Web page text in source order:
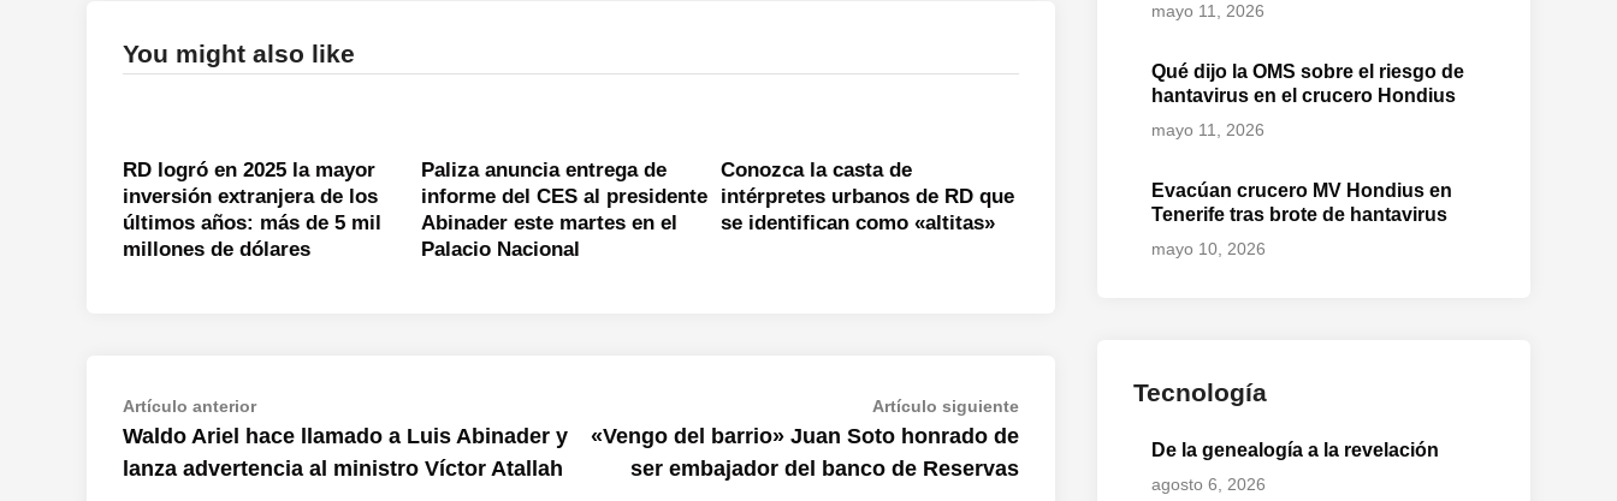
You might also like
RD logró en 2025 la mayor
inversión extranjera de los
últimos años: más de 5 mil
millones de dólares
Paliza anuncia entrega de
informe del CES al presidente
Abinader este martes en el
Palacio Nacional
Conozca la casta de
intérpretes urbanos de RD que
se identifican como «altitas»
Navegación
de
entradas
Artículo anteriorArtículo
anterior:
Waldo Ariel hace llamado a Luis Abinader y
lanza advertencia al ministro Víctor Atallah
Artículo siguienteArtículo
siguiente:
«Vengo del barrio» Juan Soto honrado de
ser embajador del banco de Reservas
mayo 11, 2026
Qué dijo la OMS sobre el riesgo de
hantavirus en el crucero Hondius
mayo 11, 2026
Evacúan crucero MV Hondius en
Tenerife tras brote de hantavirus
mayo 10, 2026
Tecnología
De la genealogía a la revelación
agosto 6, 2026